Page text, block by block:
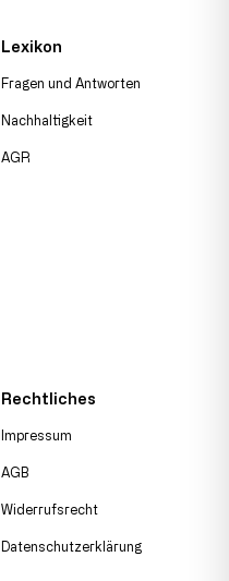
Lexikon
Fragen und Antworten
Nachhaltigkeit
AGR
Rechtliches
Impressum
AGB
Widerrufsrecht
Datenschutzerklärung